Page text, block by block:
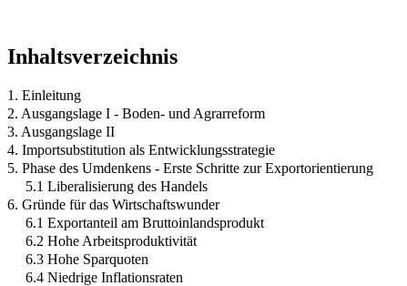
Inhaltsverzeichnis
1. Einleitung
2. Ausgangslage I - Boden- und Agrarreform
3. Ausgangslage II
4. Importsubstitution als Entwicklungsstrategie
5. Phase des Umdenkens - Erste Schritte zur Exportorientierung
5.1 Liberalisierung des Handels
6. Gründe für das Wirtschaftswunder
6.1 Exportanteil am Bruttoinlandsprodukt
6.2 Hohe Arbeitsproduktivität
6.3 Hohe Sparquoten
6.4 Niedrige Inflationsraten